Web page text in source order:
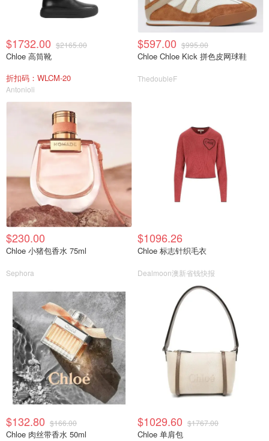
$1732.00 $2165.00
Chloe 高筒靴
折扣码：WLCM-20
Antonioli
$597.00 $995.00
Chloe Chloe Kick 拼色皮网球鞋
ThedoubleF
$230.00
Chloe 小猪包香水 75ml
Sephora
$1096.26
Chloe 标志针织毛衣
Dealmoon澳新省钱快报
$132.80 $166.00
Chloe 肉丝带香水 50ml
$1029.60 $1767.00
Chloe 单肩包